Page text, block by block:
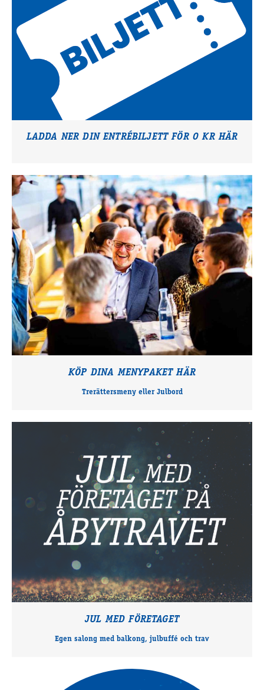
LADDA NER DIN ENTRÉBILJETT FÖR 0 KR HÄR
KÖP DINA MENYPAKET HÄR
Trerättersmeny eller Julbord
JUL MED FÖRETAGET
Egen salong med balkong, julbuffé och trav